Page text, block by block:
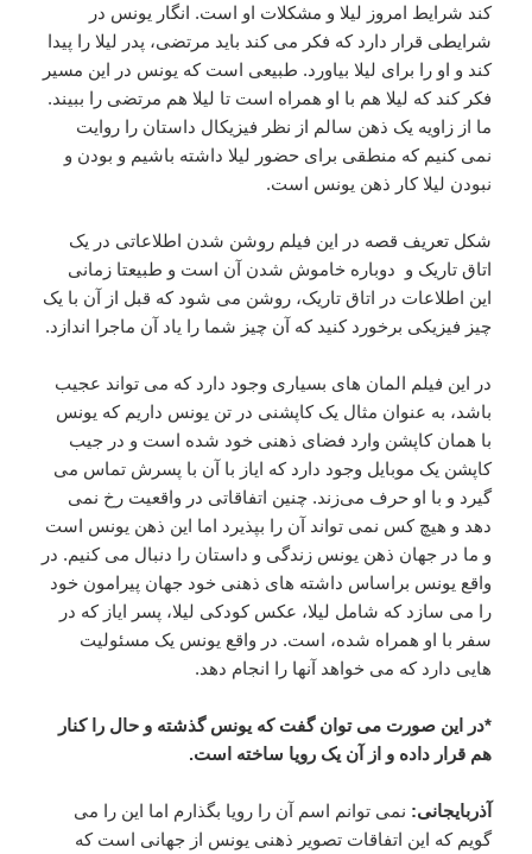
کند شرایط امروز لیلا و مشکلات او است. انگار یونس در
شرایطی قرار دارد که فکر می کند باید مرتضی، پدر لیلا را پیدا
کند و او را برای لیلا بیاورد. طبیعی است که یونس در این مسیر
فکر کند که لیلا هم با او همراه است تا لیلا هم مرتضی را ببیند.
ما از زاویه یک ذهن سالم از نظر فیزیکال داستان را روایت
نمی کنیم که منطقی برای حضور لیلا داشته باشیم و بودن و
نبودن لیلا کار ذهن یونس است.
شکل تعریف قصه در این فیلم روشن شدن اطلاعاتی در یک
اتاق تاریک و دوباره خاموش شدن آن است و طبیعتا زمانی
این اطلاعات در اتاق تاریک، روشن می شود که قبل از آن با یک
چیز فیزیکی برخورد کنید که آن چیز شما را یاد آن ماجرا اندازد.
در این فیلم المان های بسیاری وجود دارد که می تواند عجیب
باشد، به عنوان مثال یک کاپشنی در تن یونس داریم که یونس
با همان کاپشن وارد فضای ذهنی خود شده است و در جیب
کاپشن یک موبایل وجود دارد که ایاز با آن با پسرش تماس می
گیرد و با او حرف می‌زند. چنین اتفاقاتی در واقعیت رخ نمی
دهد و هیچ کس نمی تواند آن را بپذیرد اما این ذهن یونس است
و ما در جهان ذهن یونس زندگی و داستان را دنبال می کنیم. در
واقع یونس براساس داشته های ذهنی خود جهان پیرامون خود
را می سازد که شامل لیلا، عکس کودکی لیلا، پسر ایاز که در
سفر با او همراه شده، است. در واقع یونس یک مسئولیت
هایی دارد که می خواهد آنها را انجام دهد.
*در این صورت می توان گفت که یونس گذشته و حال را کنار
هم قرار داده و از آن یک رویا ساخته است.
آذربایجانی: نمی توانم اسم آن را رویا بگذارم اما این را می
گویم که این اتفاقات تصویر ذهنی یونس از جهانی است که